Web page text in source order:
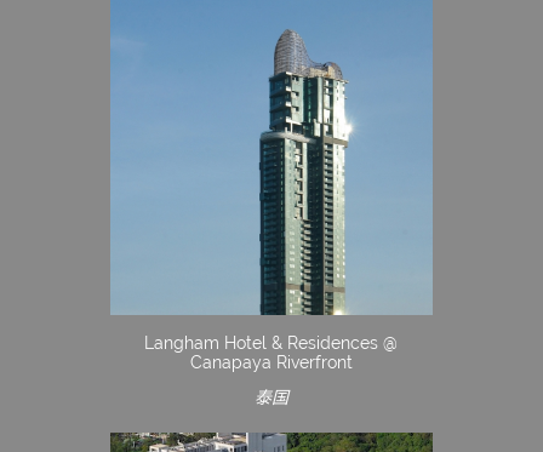
Langham Hotel & Residences @
Canapaya Riverfront
泰国